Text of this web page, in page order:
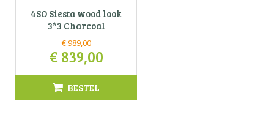
4SO Siesta wood look
3*3 Charcoal
€989,00
€ 839,00
BESTEL